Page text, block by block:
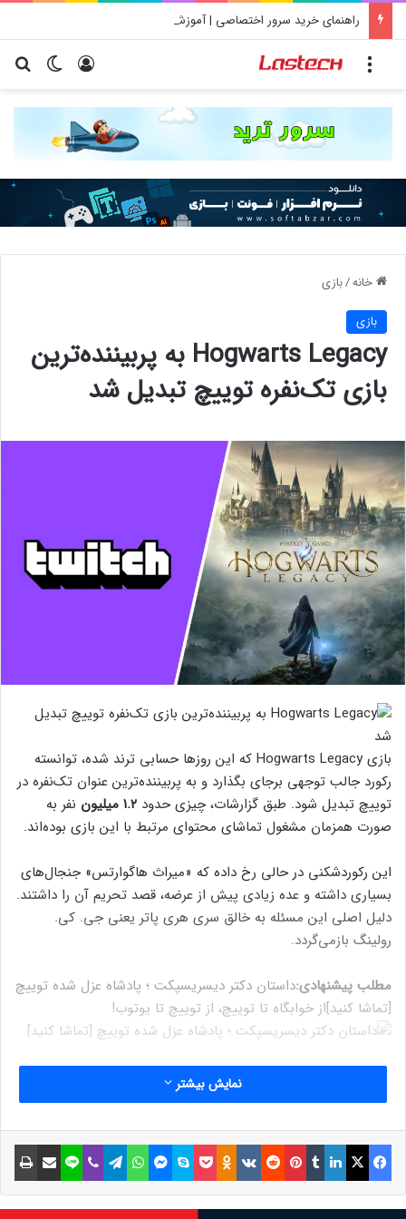
راهنمای خرید سرور اختصاصی | آموزش جامع قدم به قدم
تغییر ورود
خانه/بازی
بازی
Hogwarts Legacy به پربیننده‌ترین
بازی تک‌نفره توییچ تبدیل شد
بازی Hogwarts Legacy که این روزها حسابی ترند شده، توانسته
رکورد جالب توجهی برجای بگذارد و به پربیننده‌ترین عنوان تک‌نفره در
توییچ تبدیل شود. طبق گزارشات، چیزی حدود ۱.۲ میلیون
نفر به
صورت همزمان مشغول تماشای محتوای مرتبط با این بازی بوده‌اند.
این رکوردشکنی در حالی رخ داده که «میراث هاگوارتس» جنجال‌های
بسیاری داشته و عده زیادی پیش از عرضه، قصد تحریم آن را داشتند.
دلیل اصلی این مسئله به خالق سری هری پاتر یعنی جی. کی.
رولینگ بازمی‌گردد.
مطلب پیشنهادی:داستان دکتر دیسریسپکت ؛ پادشاه عزل شده توییچ
[تماشا کنید]از خوابگاه تا توییچ، از توییچ تا یوتوب!
Hogwarts Legacy موفق شد نظر مثبت منقدان را نیز به خود جلب
کند و نسخه پلی استیشن ۵ بازی جدید دنیای هری پاتر، در
نوشته های مشابه
نمایش بیشتر
فیسبوک ایکس لینکداین تامبلر پینتریست Reddit
VKontakte
Odnoklassniki پاکت اسکایپ مسنجر واتس آپ تلگرام وایبر لاین اشتراک گذاری با ایمیل